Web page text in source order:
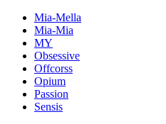
Mia-Mella
Mia-Mia
MY
Obsessive
Offcorss
Opium
Passion
Sensis